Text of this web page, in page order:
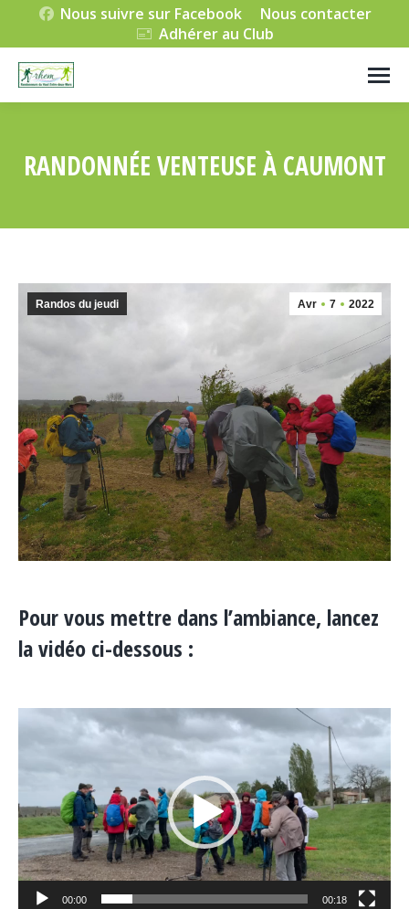
Nous suivre sur Facebook
Nous contacter
Adhérer au Club
RANDONNÉE VENTEUSE À CAUMONT
Avr 7 2022
Randos du jeudi
Pour vous mettre dans l’ambiance, lancez
la vidéo ci-dessous :
Lecteur
00:00 00:18